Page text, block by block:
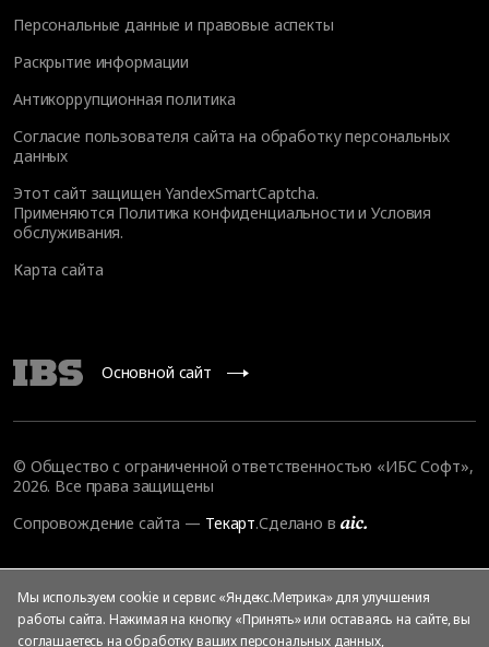
Персональные данные и правовые аспекты
Раскрытие информации
Антикоррупционная политика
Согласие пользователя сайта на обработку персональных
данных
Этот сайт защищен YandexSmartCaptcha.
Применяются Политика конфиденциальности иУсловия
обслуживания.
Карта сайта
Основной сайт
© Общество с ограниченной ответственностью «ИБС Софт»,
2026. Все права защищены
Сопровождение сайта — Текарт.Сделано в
Мы используем cookie и сервис «Яндекс.Метрика» для улучшения
работы сайта. Нажимая на кнопку «Принять» или оставаясь на сайте, вы
соглашаетесь на обработку ваших персональных данных,